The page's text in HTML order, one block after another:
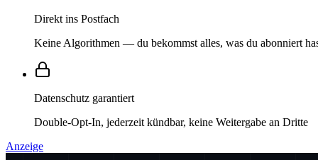
Direkt ins Postfach
Keine Algorithmen — du bekommst alles, was du abonniert
Datenschutz garantiert
Double-Opt-In, jederzeit kündbar, keine Weitergabe an Dritte
Anzeige